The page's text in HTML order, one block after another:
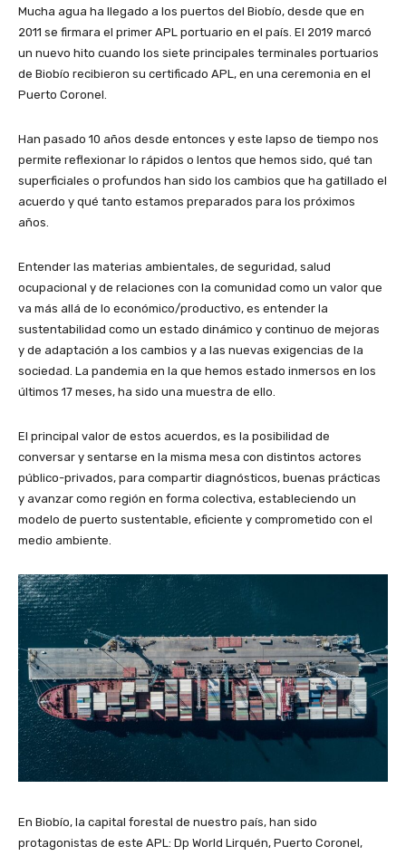
Mucha agua ha llegado a los puertos del Biobío, desde que en
2011 se firmara el primer APL portuario en el país. El 2019 marcó
un nuevo hito cuando los siete principales terminales portuarios
de Biobío recibieron su certificado APL, en una ceremonia en el
Puerto Coronel.
Han pasado 10 años desde entonces y este lapso de tiempo nos
permite reflexionar lo rápidos o lentos que hemos sido, qué tan
superficiales o profundos han sido los cambios que ha gatillado el
acuerdo y qué tanto estamos preparados para los próximos
años.
Entender las materias ambientales, de seguridad, salud
ocupacional y de relaciones con la comunidad como un valor que
va más allá de lo económico/productivo, es entender la
sustentabilidad como un estado dinámico y continuo de mejoras
y de adaptación a los cambios y a las nuevas exigencias de la
sociedad. La pandemia en la que hemos estado inmersos en los
últimos 17 meses, ha sido una muestra de ello.
El principal valor de estos acuerdos, es la posibilidad de
conversar y sentarse en la misma mesa con distintos actores
público-privados, para compartir diagnósticos, buenas prácticas
y avanzar como región en forma colectiva, estableciendo un
modelo de puerto sustentable, eficiente y comprometido con el
medio ambiente.
En Biobío, la capital forestal de nuestro país, han sido
protagonistas de este APL: Dp World Lirquén, Puerto Coronel,